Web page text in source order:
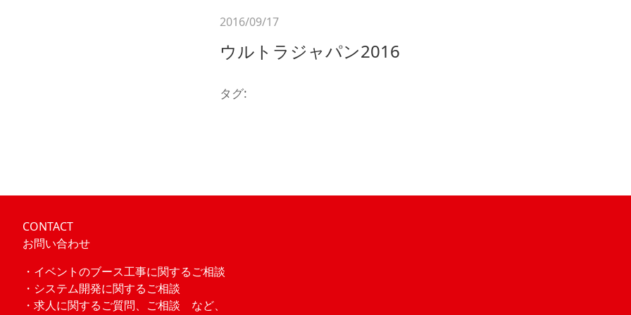
2016/09/17
ウルトラジャパン2016
タグ:
CONTACT
お問い合わせ
・イベントのブース工事に関するご相談
・システム開発に関するご相談
・求人に関するご質問、ご相談 など、